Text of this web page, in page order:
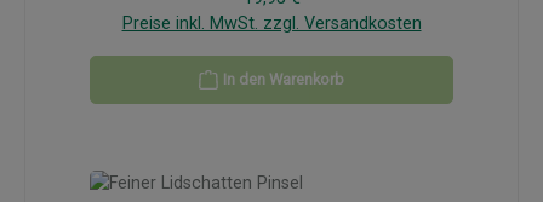
Preise inkl. MwSt. zzgl. Versandkosten
In den Warenkorb